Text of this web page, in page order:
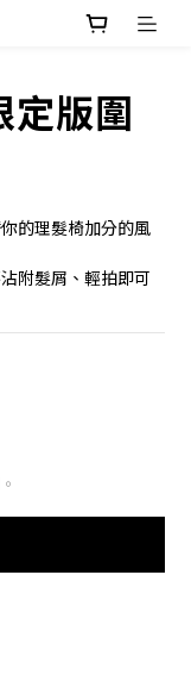
定版圍
的理髮椅加分的風
附髮屑、輕拍即可